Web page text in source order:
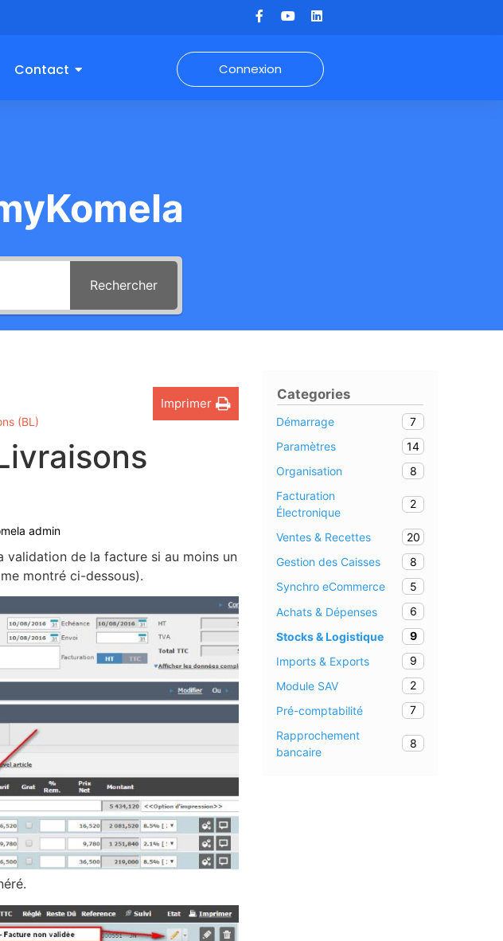
Contact Connexion
Rechercher
(BL)
Imprimer
admin
validation de la facture si au moins un
montré ci-dessous).
Categories
Démarrage
7
Paramètres
14
Organisation
8
Facturation
Électronique
2
Ventes & Recettes
20
Gestion des Caisses
8
Synchro eCommerce
5
Achats & Dépenses
6
Stocks & Logistique
9
Imports & Exports
9
Module SAV
2
Pré-comptabilité
7
Rapprochement
bancaire
8